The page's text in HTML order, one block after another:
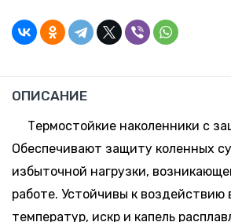
ОПИСАНИЕ
Термостойкие наколенники с
Обеспечивают защиту коленных
избыточной нагрузки,
работе. Устойчивы к воздействию
температур, искр и капель